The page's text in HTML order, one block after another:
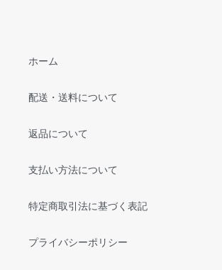
ホーム
配送・送料について
返品について
支払い方法について
特定商取引法に基づく表記
プライバシーポリシー